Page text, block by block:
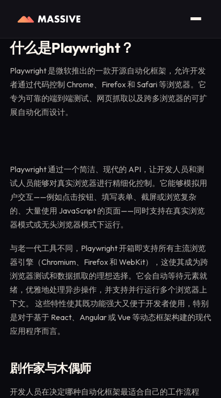
首页 /
什么是Playwright？
Playwright 是微软推出的一款开源自动化框架，允许开发
者通过代码控制 Chrome、Firefox 和 Safari 等浏览器。它
专为可靠的端到端测试、网页抓取以及跨多浏览器的可扩
展自动化而设计。
Playwright 通过一个简洁、现代的 API，让开发人员和测
试人员能够对真实浏览器进行精细化控制。它能够模拟用
户交互——例如点击按钮、填写表单、截屏或浏览复杂
的、大量使用 JavaScript 的页面——同时支持在真实浏览
器模式或无头浏览器模式下运行。
与老一代工具不同，Playwright 开箱即支持所有主流浏览
器引擎（Chromium、Firefox 和 WebKit），这使其成为跨
浏览器测试和数据抓取的理想选择。它会自动等待元素就
绪，优雅地处理异步操作，并支持并行运行多个浏览器上
下文。 这些特性使其既功能强大又便于开发者使用，特别
是对于基于 React、Angular 或 Vue 等动态框架构建的现代
应用程序而言。
剧作家与木偶师
开发人员在决定哪种自动化框架最适合自己的工作流程